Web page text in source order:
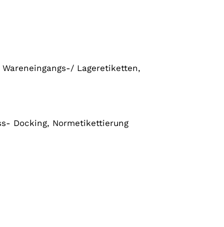
Lageretiketten,
Docking, Normetikettierung